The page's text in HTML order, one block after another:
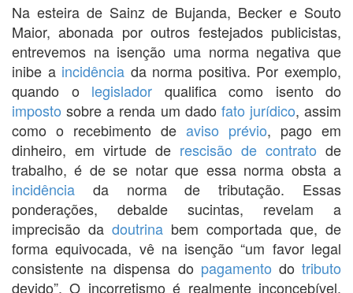
Na esteira de Sainz de Bujanda, Becker e Souto
Maior, abonada por outros festejados publicistas,
entrevemos na isenção uma norma negativa que
inibe a incidência da norma positiva. Por exemplo,
quando o legislador qualifica como isento do
imposto sobre a renda um dado fato jurídico, assim
como o recebimento de aviso prévio, pago em
dinheiro, em virtude de rescisão de contrato de
trabalho, é de se notar que essa norma obsta a
incidência da norma de tributação. Essas
ponderações, debalde sucintas, revelam a
imprecisão da doutrina bem comportada que, de
forma equivocada, vê na isenção “um favor legal
consistente na dispensa do pagamento dotributo
devido”. O incorretismo é realmente inconcebível,